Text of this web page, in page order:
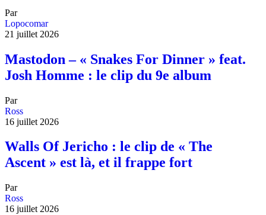
Par
Lopocomar
21 juillet 2026
Mastodon – « Snakes For Dinner » feat.
Josh Homme : le clip du 9e album
Par
Ross
16 juillet 2026
Walls Of Jericho : le clip de « The
Ascent » est là, et il frappe fort
Par
Ross
16 juillet 2026